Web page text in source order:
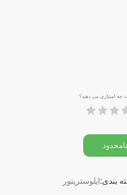
چه امتیازی می دهید؟
بندی: ایلوستریتور